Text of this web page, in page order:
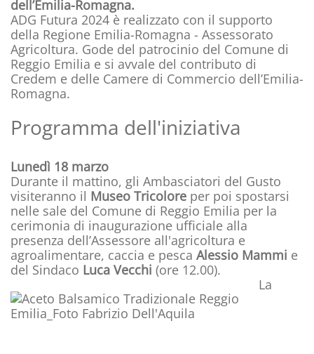
dell’Emilia-Romagna.
ADG Futura 2024 è realizzato con il supporto
della Regione Emilia-Romagna - Assessorato
Agricoltura. Gode del patrocinio del Comune di
Reggio Emilia e si avvale del contributo di
Credem e delle Camere di Commercio dell’Emilia-
Romagna.
Programma dell'iniziativa
Lunedì 18 marzo
Durante il mattino, gli Ambasciatori del Gusto
visiteranno il Museo Tricolore per poi spostarsi
nelle sale del Comune di Reggio Emilia per la
cerimonia di inaugurazione ufficiale alla
presenza dell’Assessore all'agricoltura e
agroalimentare, caccia e pesca Alessio Mammi e
del Sindaco Luca Vecchi (ore 12.00).
La